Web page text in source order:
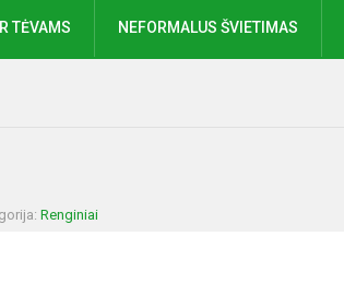
TĖVAMS NEFORMALUS ŠVIETIMAS
Renginiai